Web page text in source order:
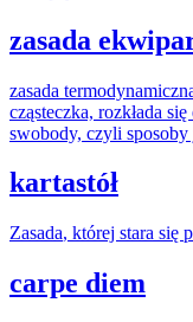
zasada
zasada
cząsteczka, rozkłada
swobody, czyli
kartastół
Zasada, której stara się
carpe diem